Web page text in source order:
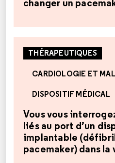
changer un
THÉRAPEUTIQUES
CARDIOLOGIE ET
DISPOSITIF MÉDICAL
Vous vous
liés au port d’un
implantable
pacemaker) dans